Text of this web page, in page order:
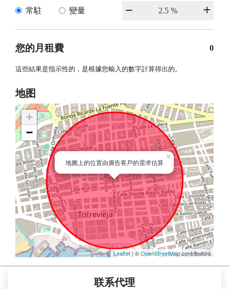
常駐 變量
您的月租費 0
這些結果是指示性的，是根據您輸入的數字計算得出的。
地图
地圖上的位置由廣告客戶的需求估算
×
+
−
Leaflet | ©OpenStreetMapcontributors
联系代理